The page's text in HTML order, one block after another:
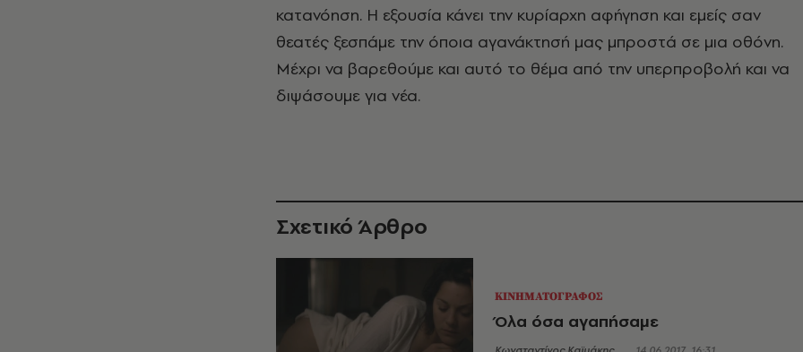
κατανόηση. Η εξουσία κάνει την κυρίαρχη αφήγηση και εμείς σαν
θεατές ξεσπάμε την όποια αγανάκτησή μας μπροστά σε μια οθόνη.
Μέχρι να βαρεθούμε και αυτό το θέμα από την υπερπροβολή και να
διψάσουμε για νέα.
Σχετικό Άρθρο
ΚΙΝΗΜΑΤΟΓΡΑΦΟΣ
Όλα όσα αγαπήσαμε